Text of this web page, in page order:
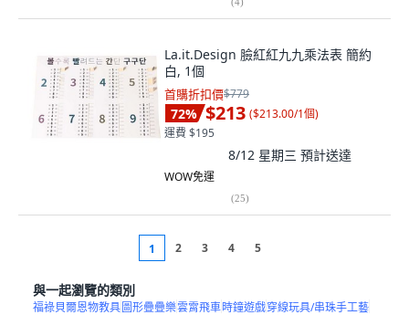
La.it.Design 臉紅紅九九乘法表 簡約
白, 1個
首購折扣價$779
72% $213 ($213.00/1個)
運費 $195
8/12 星期三 預計送達
WOW免運
(25)
1 2 3 4 5
與一起瀏覽的類別
福祿貝爾恩物教具圖形疊疊樂雲霄飛車時鐘遊戲穿線玩具/串珠手工藝